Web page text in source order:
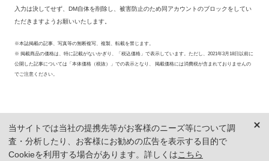
入力は決してせず、DM自体を削除し、被害防止のため同アカウントのブロックをしてい
ただきますようお願いいたします。
※本誌掲載の記事、写真等の無断複写、複製、転載を禁じます。
※ 掲載商品の価格は、特に記載がないかぎり、「税込価格」で表示しています。ただし、2021年3月18日以前に
公開した記事については「本体価格（税抜）」での表示となり、 掲載価格には消費税が含まれておりませんの
でご注意ください。
当サイトでは当社の提携先等がお客様のニーズ等について調
査・分析したり、お客様にお勧めの広告を表示する目的で
Cookieを利用する場合があります。詳しくはこちら